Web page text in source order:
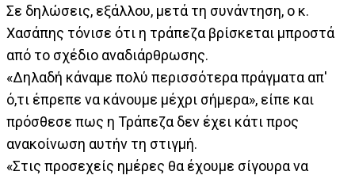
Σε δηλώσεις, εξάλλου, μετά τη συνάντηση, ο κ.
Χασάπης τόνισε ότι η τράπεζα βρίσκεται μπροστά
από το σχέδιο αναδιάρθρωσης.
«Δηλαδή κάναμε πολύ περισσότερα πράγματα απ'
ό,τι έπρεπε να κάνουμε μέχρι σήμερα», είπε και
πρόσθεσε πως η Τράπεζα δεν έχει κάτι προς
ανακοίνωση αυτήν τη στιγμή.
«Στις προσεχείς ημέρες θα έχουμε σίγουρα να